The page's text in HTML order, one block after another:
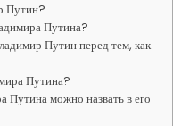
Путин?
Путина?
Путин перед тем, как
Путина?
Путина можно назвать в его